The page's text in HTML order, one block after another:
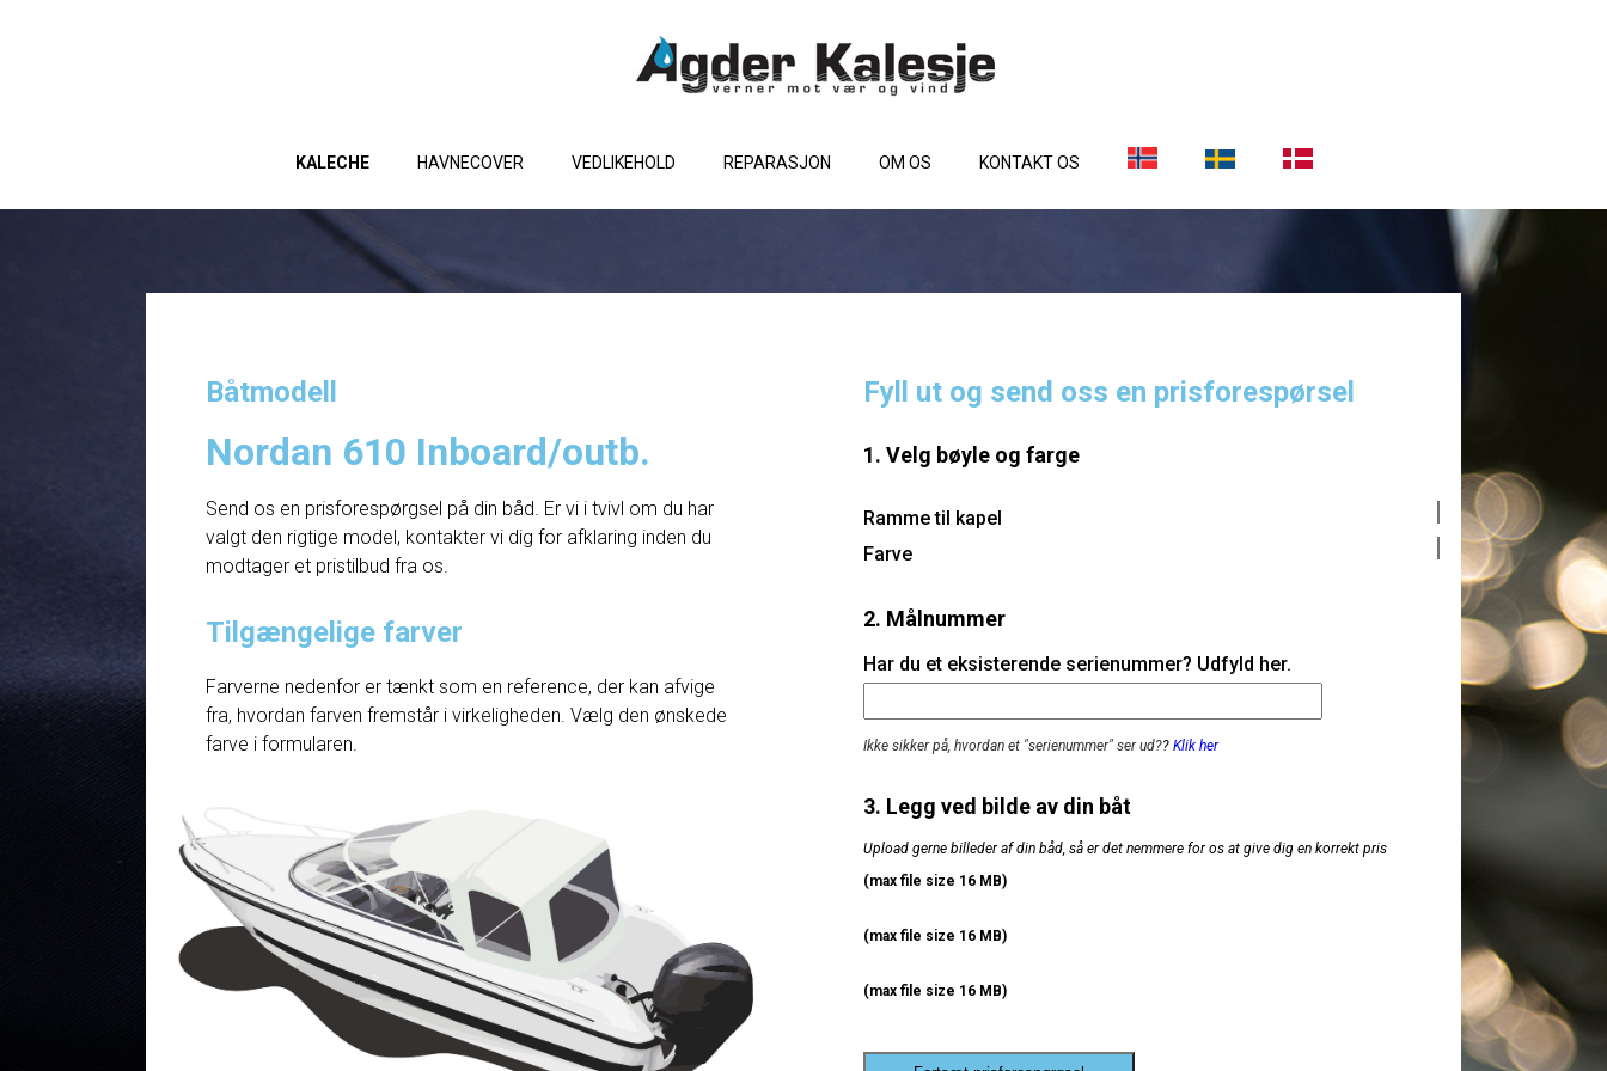
KALECHE HAVNECOVER VEDLIKEHOLD REPARASJON OM OS KONTAKT OS
Båtmodell
Nordan 610 Inboard/outb.
Send os en prisforespørgsel på din båd. Er vi i tvivl om du har
valgt den rigtige model, kontakter vi dig for afklaring inden du
modtager et pristilbud fra os.
Tilgængelige farver
Farverne nedenfor er tænkt som en reference, der kan afvige
fra, hvordan farven fremstår i virkeligheden. Vælg den ønskede
farve i formularen.
Fyll ut og send oss en prisforespørsel
1. Velg bøyle og farge
Ramme til kapel
Farve
2. Målnummer
Har du et eksisterende serienummer? Udfyld her.
Ikke sikker på, hvordan et "serienummer" ser ud?? Klik her
3. Legg ved bilde av din båt
Upload gerne billeder af din båd, så er det nemmere for os at give dig en korrekt pris
(max file size 16 MB)
(max file size 16 MB)
(max file size 16 MB)